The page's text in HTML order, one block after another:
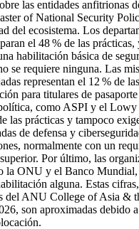
las entidades anfitrionas
of National Security
del ecosistema. Los
el 48 % de las
habilitación básica de
se requiere ninguna. Las
representan el 12 % de
para titulares de
como ASPI y el Lowy
las prácticas y tampoco
de defensa y
normalmente con un
Por último, las
la ONU y el Banco Mundial,
alguna. Estas
del ANU College of Asia &
son aproximadas debido